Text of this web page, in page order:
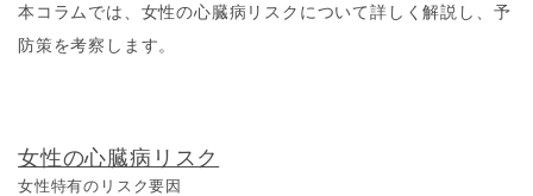
本コラムでは、女性の心臓病リスクについて詳しく解説し、予
防策を考察します。
女性の心臓病リスク
女性特有のリスク要因